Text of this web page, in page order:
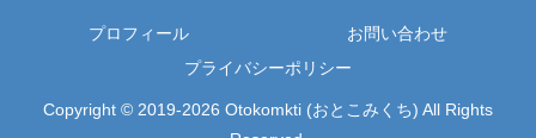
プロフィール
お問い合わせ
プライバシーポリシー
Copyright © 2019-2026 Otokomkti (おとこみくち) All Rights